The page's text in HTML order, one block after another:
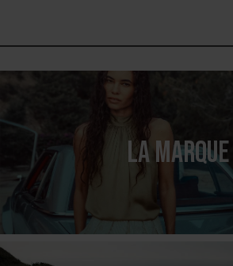
LA MARQUE